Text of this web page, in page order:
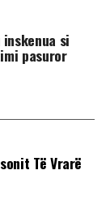
si
pasuror
Të Vrarë